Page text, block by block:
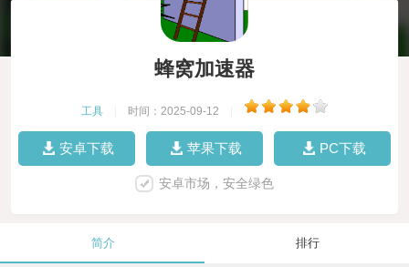
蜂窝加速器
工具 时间：2025-09-12
安卓下载 苹果下载 PC下载
安卓市场，安全绿色
简介 排行